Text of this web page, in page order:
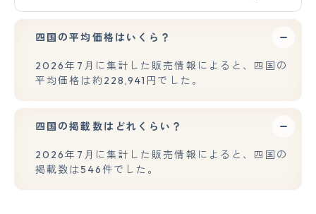
四国の平均価格はいくら？
2026年7月に集計した販売情報によると、四国の
平均価格は約228,941円でした。
四国の掲載数はどれくらい？
2026年7月に集計した販売情報によると、四国の
掲載数は546件でした。